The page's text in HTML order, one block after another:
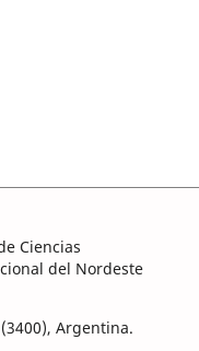
Ciencias
del Nordeste
Argentina.